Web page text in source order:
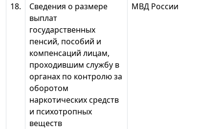
18.
Сведения о размере
выплат
государственных
пенсий, пособий и
компенсаций лицам,
проходившим службу в
органах по контролю за
оборотом
наркотических средств
и психотропных
веществ
МВД России